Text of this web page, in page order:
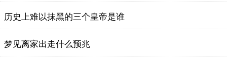
历史上难以抹黑的三个皇帝是谁
梦见离家出走什么预兆